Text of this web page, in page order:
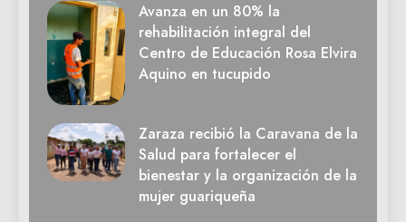
Avanza en un 80% la
rehabilitación integral del
Centro de Educación Rosa Elvira
Aquino en tucupido
Zaraza recibió la Caravana de la
Salud para fortalecer el
bienestar y la organización de la
mujer guariqueña